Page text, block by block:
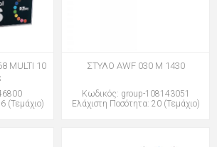
MULTI 10
(Τεμάχιο)
ΣΤΥΛΟ AWF 030 M 1430
Κωδικός: group-108143051
Ελάχιστη Ποσότητα: 20 (Τεμάχιο)